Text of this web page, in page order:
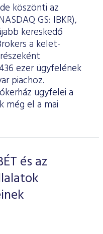
köszönti az
GS: IBKR),
kereskedő
a kelet-
ezer ügyfelének
piachoz.
ügyfelei a
még el a mai
és az